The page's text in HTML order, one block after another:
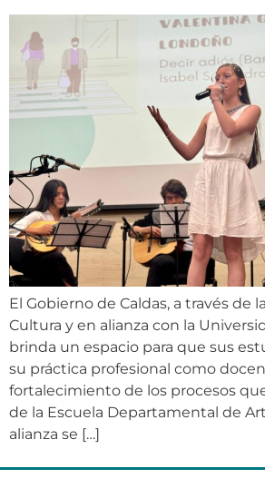
El Gobierno de Caldas, a través de
Cultura y en alianza con la
brinda un espacio para que sus
su práctica profesional como
fortalecimiento de los procesos
de la Escuela Departamental de
alianza se […]